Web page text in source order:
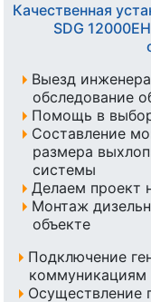
Качественная
SDG
Выезд
обследование
Помощь в
Составление
размера
системы
Делаем проект
Монтаж
объекте
Подключение
коммуникациям
Осуществление